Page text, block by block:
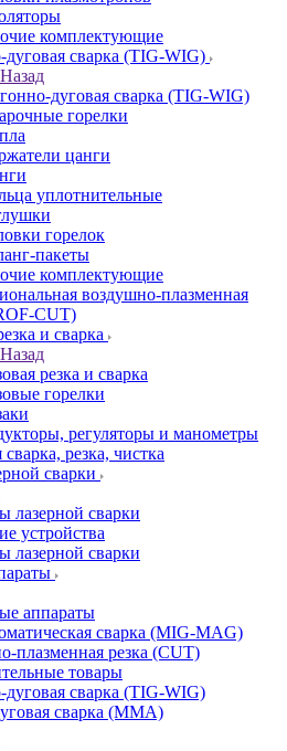
комплектующие
сварка (TIG-WIG)
Назад
дуговая сварка (TIG-WIG)
горелки
цанги
уплотнительные
горелок
пакеты
комплектующие
воздушно-плазменная
CUT)
и сварка
Назад
резка и сварка
горелки
регуляторы и манометры
сварка, резка, чистка
сварки
лазерной сварки
устройства
лазерной сварки
аппараты
сварка (MIG-MAG)
плазменная резка (CUT)
товары
сварка (TIG-WIG)
сварка (MMA)